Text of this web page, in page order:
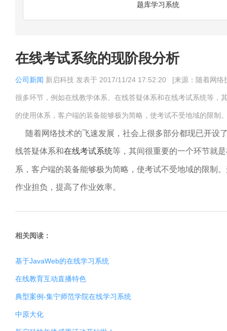
题库学习系统
在线考试系统的现阶段分析
公司新闻 新启科技 发表于 2017/11/24 17:52:20 [来源：随着网络
很多环节，例如在线教学体系、在线答疑体系和在线考试系统等
的使用体系，客户端的装备能够极为简略，使考试不受地域的限
随着网络技术的飞速发展，社会上很多部分都现已开设
线答疑体系和在线考试系统等，其间很重要的一个环节就是
系，客户端的装备能够极为简略，使考试不受地域的限制
作业担负，提高了作业效率。
相关阅读：
基于JavaWeb的在线学习系统
在线教育互动直播特色
典型案例-集宁师范学院在线学习系统
中原大化